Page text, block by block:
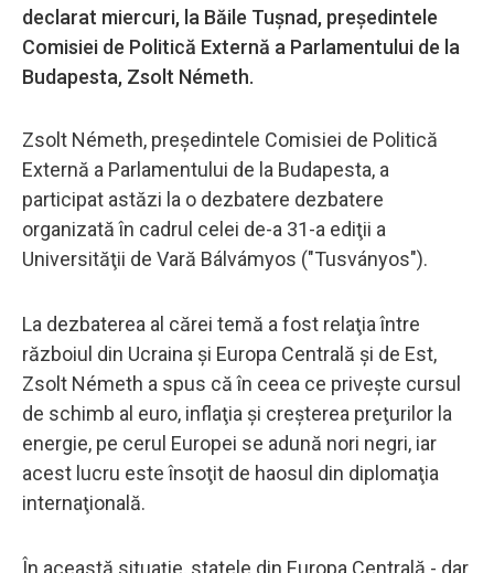
declarat miercuri, la Băile Tuşnad, preşedintele
Comisiei de Politică Externă a Parlamentului de la
Budapesta, Zsolt Németh.
Zsolt Németh, preşedintele Comisiei de Politică
Externă a Parlamentului de la Budapesta, a
participat astăzi la o dezbatere dezbatere
organizată în cadrul celei de-a 31-a ediţii a
Universităţii de Vară Bálvámyos ("Tusványos").
La dezbaterea al cărei temă a fost relaţia între
războiul din Ucraina şi Europa Centrală şi de Est,
Zsolt Németh a spus că în ceea ce priveşte cursul
de schimb al euro, inflaţia şi creşterea preţurilor la
energie, pe cerul Europei se adună nori negri, iar
acest lucru este însoţit de haosul din diplomaţia
internaţională.
În această situaţie, statele din Europa Centrală - dar